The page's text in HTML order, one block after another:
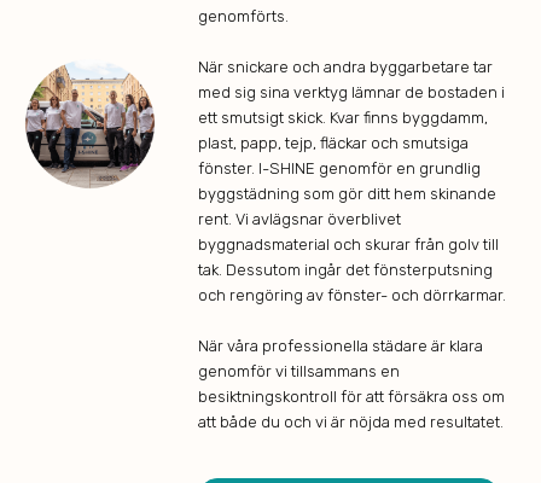
genomförts.
När snickare och andra byggarbetare tar
med sig sina verktyg lämnar de bostaden i
ett smutsigt skick. Kvar finns byggdamm,
plast, papp, tejp, fläckar och smutsiga
fönster. I-SHINE genomför en grundlig
byggstädning som gör ditt hem skinande
rent. Vi avlägsnar överblivet
byggnadsmaterial och skurar från golv till
tak. Dessutom ingår det fönsterputsning
och rengöring av fönster- och dörrkarmar.
När våra professionella städare är klara
genomför vi tillsammans en
besiktningskontroll för att försäkra oss om
att både du och vi är nöjda med resultatet.